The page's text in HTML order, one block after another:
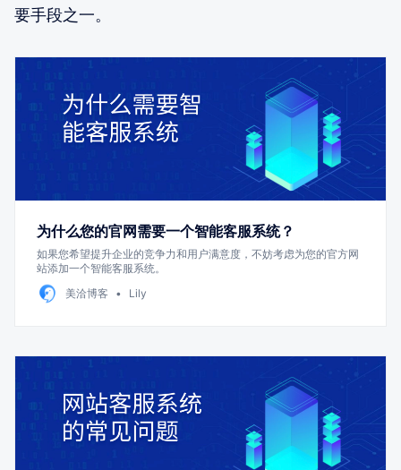
要手段之一。
为什么您的官网需要一个智能客服系统？
如果您希望提升企业的竞争力和用户满意度，不妨考虑为您的官方网
站添加一个智能客服系统。
美洽博客
Lily